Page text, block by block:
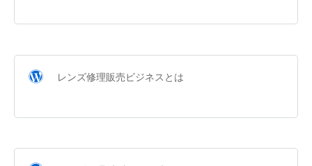
レンズ修理販売ビジネスとは